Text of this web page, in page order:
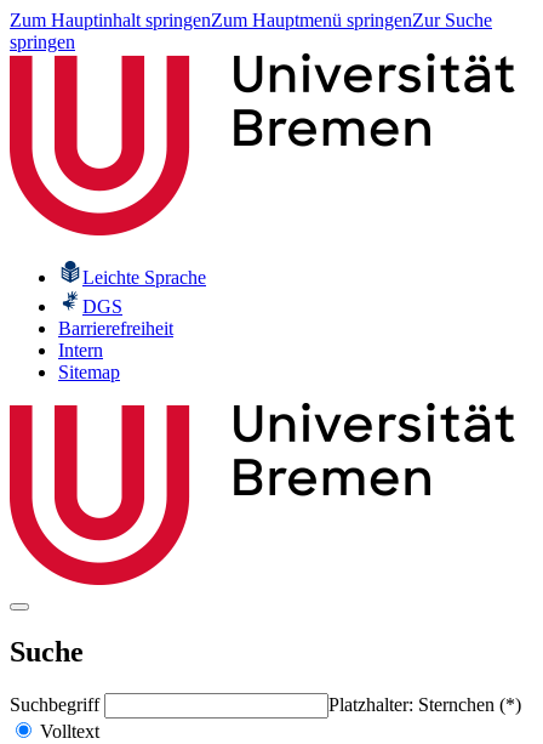
Zum Hauptinhalt springenZum Hauptmenü springenZur Suche
springen
Leichte Sprache
DGS
Barrierefreiheit
Intern
Sitemap
Suche
Suchbegriff
Platzhalter: Sternchen (*)
Volltext